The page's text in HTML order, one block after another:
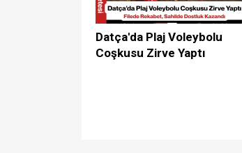
Datça'da Plaj Voleybolu
Coşkusu Zirve Yaptı